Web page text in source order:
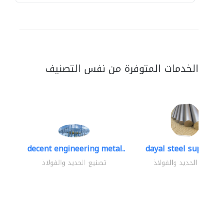
الخدمات المتوفرة من نفس التصنيف
decent engineering metal..
تصنيع الحديد والفولاذ
dayal steel
تصنيع الحديد والفولاذ